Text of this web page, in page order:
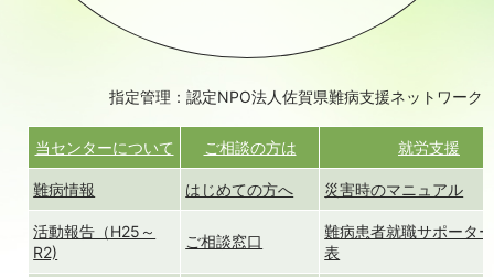
指定管理：認定NPO法人佐賀県難病支援ネットワーク
当センターについて ご相談の方は 就労支援
難病情報 はじめての方へ 災害時のマニュアル
活動報告（H25～
R2)
ご相談窓口
難病患者就職サポータ
表